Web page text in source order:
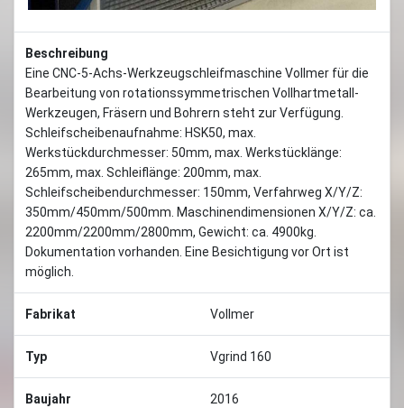
Beschreibung
Eine CNC-5-Achs-Werkzeugschleifmaschine Vollmer für die
Bearbeitung von rotationssymmetrischen Vollhartmetall-
Werkzeugen, Fräsern und Bohrern steht zur Verfügung.
Schleifscheibenaufnahme: HSK50, max.
Werkstückdurchmesser: 50mm, max. Werkstücklänge:
265mm, max. Schleiflänge: 200mm, max.
Schleifscheibendurchmesser: 150mm, Verfahrweg X/Y/Z:
350mm/450mm/500mm. Maschinendimensionen X/Y/Z: ca.
2200mm/2200mm/2800mm, Gewicht: ca. 4900kg.
Dokumentation vorhanden. Eine Besichtigung vor Ort ist
möglich.
Fabrikat Vollmer
Typ Vgrind 160
Baujahr 2016